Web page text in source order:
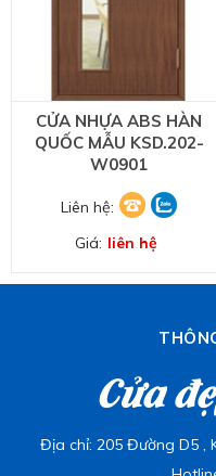
CỬA NHỰA ABS HÀN
QUỐC MẪU KSD.202-
W0901
Liên hệ:
Giá: liên hệ
Cửa
Địa chỉ: 205 Đường D5 ,